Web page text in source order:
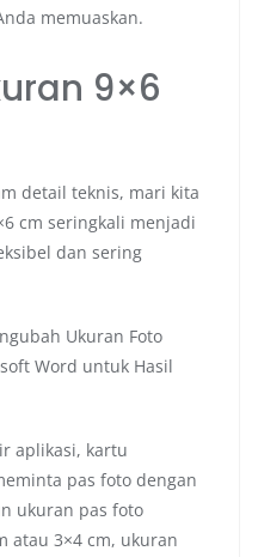
memuaskan.
9×6
detail teknis, mari kita
cm seringkali menjadi
dan sering
aplikasi, kartu
pas foto dengan
ukuran pas foto
atau 3×4 cm, ukuran